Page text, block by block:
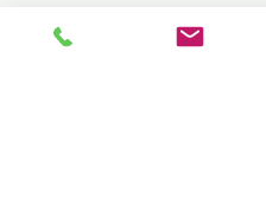
caos. Como um